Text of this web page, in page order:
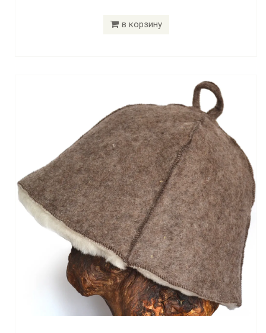
в корзину